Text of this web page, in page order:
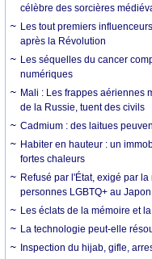
célèbre des sorcières
Les tout premiers
après la Révolution
Les séquelles du cancer
numériques
Mali : Les frappes aériennes
de la Russie, tuent des civils
Cadmium : des laitues
Habiter en hauteur : un
fortes chaleurs
Refusé par l'État, exigé par
personnes LGBTQ+ au Japon
Les éclats de la mémoire et
La technologie peut-elle
Inspection du hijab, gifle,